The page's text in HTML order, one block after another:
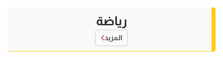
رياضة
المزيد